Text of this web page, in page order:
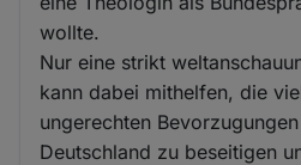
wollte.
Nur eine strikt
kann dabei mithelfen, die
ungerechten
Deutschland zu beseitigen